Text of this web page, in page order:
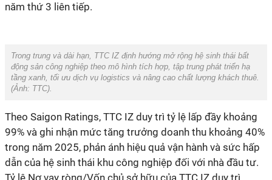
năm thứ 3 liên tiếp.
Trong trung và dài hạn, TTC IZ định hướng mở rộng hệ sinh thái bất
động sản công nghiệp theo mô hình tích hợp, tập trung phát triển hạ
tầng xanh, tối ưu dịch vụ logistics và nâng cao chất lượng khách thuê.
(Ảnh: TTC).
Theo Saigon Ratings, TTC IZ duy trì tỷ lệ lấp đầy khoảng
99% và ghi nhận mức tăng trưởng doanh thu khoảng 40%
trong năm 2025, phản ánh hiệu quả vận hành và sức hấp
dẫn của hệ sinh thái khu công nghiệp đối với nhà đầu tư.
Tỷ lệ Nợ vay ròng/Vốn chủ sở hữu của TTC IZ duy trì